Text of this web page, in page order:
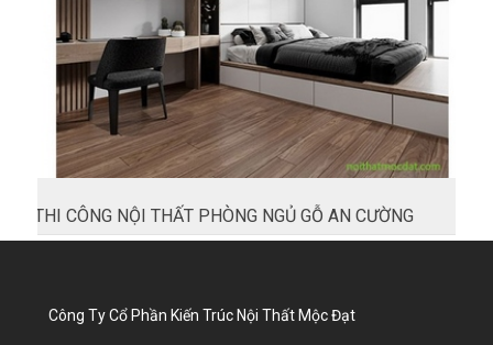
THI CÔNG NỘI THẤT PHÒNG NGỦ GỖ AN CƯỜNG
Công Ty Cổ Phần Kiến Trúc Nội Thất Mộc Đạt